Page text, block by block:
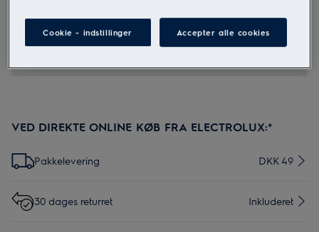
0 (0)
VED DIREKTE ONLINE KØB FRA ELECTROLUX:*
Pakkelevering DKK 49
30 dages returret Inkluderet
Cookie - indstillinger Accepter alle cookies